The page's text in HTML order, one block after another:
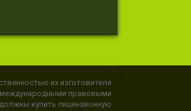
их изготовителя
международными правовыми
купить лицензионную